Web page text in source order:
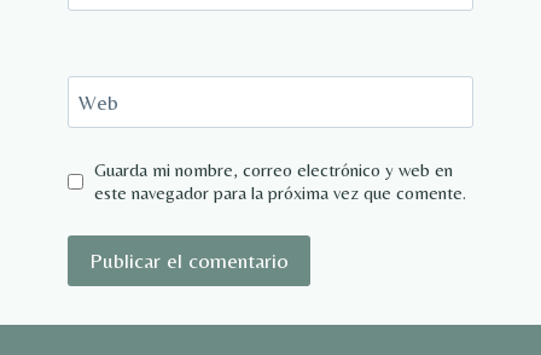
Web
Guarda mi nombre, correo electrónico y web en
este navegador para la próxima vez que comente.